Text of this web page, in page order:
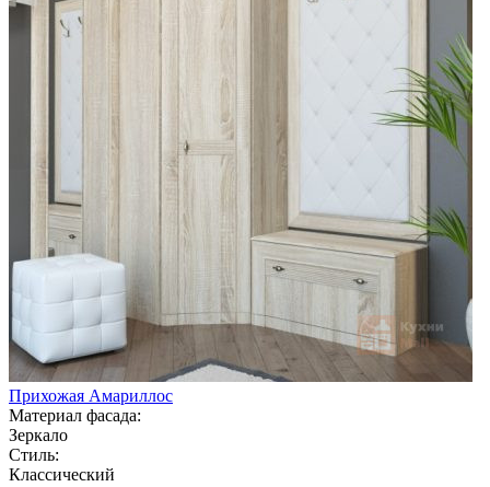
Прихожая Амариллос
Материал фасада:
Зеркало
Стиль:
Классический